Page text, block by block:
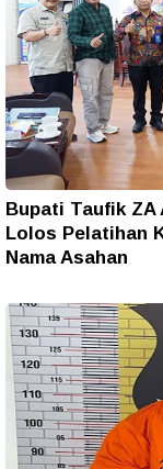
Bupati Taufik ZA
Lolos Pelatihan
Nama Asahan